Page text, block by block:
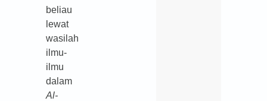
beliau
lewat
wasilah
ilmu-
ilmu
dalam
Al-